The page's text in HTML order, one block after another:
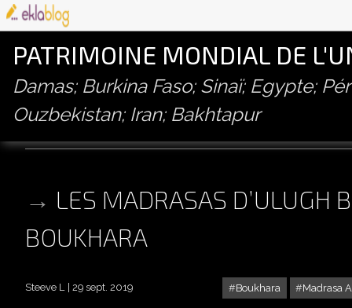
PATRIMOINE MONDIAL DE
Damas; Burkina Faso; Sinaï; Egypte;
Ouzbekistan; Iran; Bakhtapur
madrasa d’ulugh beg
LES MADRASAS D’ULUGH
BOUKHARA
Boukhara Madrasa
Steeve L 29 sept. 2019 LES